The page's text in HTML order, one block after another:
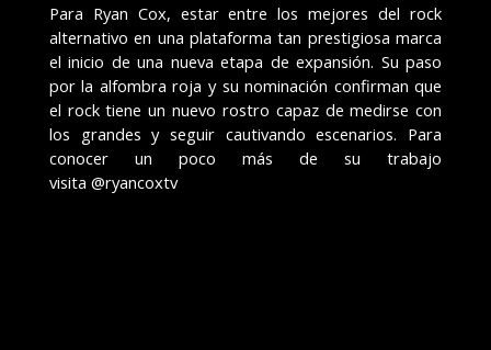
Para Ryan Cox, estar entre los mejores del rock
alternativo en una plataforma tan prestigiosa marca
el inicio de una nueva etapa de expansión. Su paso
por la alfombra roja y su nominación confirman que
el rock tiene un nuevo rostro capaz de medirse con
los grandes y seguir cautivando escenarios. Para
conocer un poco más de su trabajo
visita @ryancoxtv